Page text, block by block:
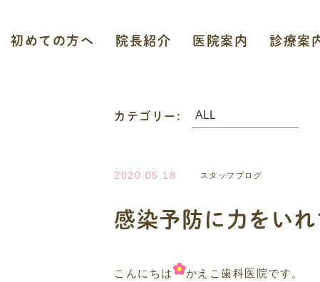
初めての方へ 院長紹介 医院案内 診療案
カテゴリー:
2020.05.18 スタッフブログ
感染予防に力をいれ
こんにちは かえこ歯科医院です。